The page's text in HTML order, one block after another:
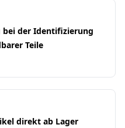
der Identifizierung
Teile
direkt ab Lager